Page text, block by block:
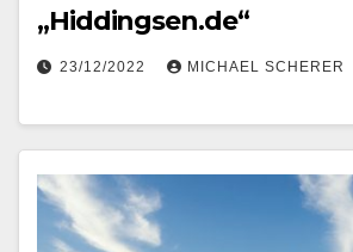
„Hiddingsen.de“
23/12/2022 MICHAEL SCHERER